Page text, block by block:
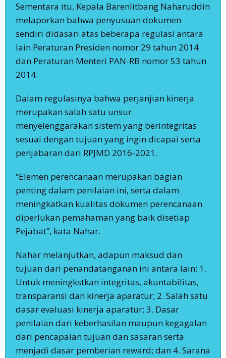
Sementara itu, Kepala Barenlitbang Naharuddin
melaporkan bahwa penyusuan dokumen
sendiri didasari atas beberapa regulasi antara
lain Peraturan Presiden nomor 29 tahun 2014
dan Peraturan Menteri PAN-RB nomor 53 tahun
2014.
Dalam regulasinya bahwa perjanjian kinerja
merupakan salah satu unsur
menyelenggarakan sistem yang berintegritas
sesuai dengan tujuan yang ingin dicapai serta
penjabaran dari RPJMD 2016-2021.
“Elemen perencanaan merupakan bagian
penting dalam penilaian ini, serta dalam
meningkatkan kualitas dokumen perencanaan
diperlukan pemahaman yang baik disetiap
Pejabat”, kata Nahar.
Nahar melanjutkan, adapun maksud dan
tujuan dari penandatanganan ini antara lain: 1.
Untuk meningkstkan integritas, akuntabilitas,
transparansi dan kinerja aparatur; 2. Salah satu
dasar evaluasi kinerja aparatur; 3. Dasar
penilaian dari keberhasilan maupun kegagalan
dari pencapaian tujuan dan sasaran serta
menjadi dasar pemberian reward; dan 4. Sarana